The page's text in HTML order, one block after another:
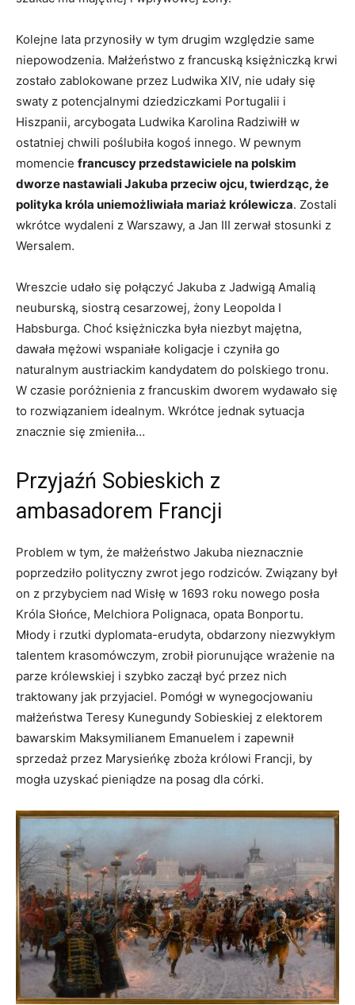
Kolejne lata przynosiły w tym drugim względzie same
niepowodzenia. Małżeństwo z francuską księżniczką krwi
zostało zablokowane przez Ludwika XIV, nie udały się
swaty z potencjalnymi dziedziczkami Portugalii i
Hiszpanii, arcybogata Ludwika Karolina Radziwiłł w
ostatniej chwili poślubiła kogoś innego. W pewnym
momencie francuscy przedstawiciele na polskim
dworze nastawiali Jakuba przeciw ojcu, twierdząc, że
polityka króla uniemożliwiała mariaż królewicza. Zostali
wkrótce wydaleni z Warszawy, a Jan III zerwał stosunki z
Wersalem.
Wreszcie udało się połączyć Jakuba z Jadwigą Amalią
neuburską, siostrą cesarzowej, żony Leopolda I
Habsburga. Choć księżniczka była niezbyt majętna,
dawała mężowi wspaniałe koligacje i czyniła go
naturalnym austriackim kandydatem do polskiego tronu.
W czasie poróżnienia z francuskim dworem wydawało się
to rozwiązaniem idealnym. Wkrótce jednak sytuacja
znacznie się zmieniła…
Przyjaźń Sobieskich z
ambasadorem Francji
Problem w tym, że małżeństwo Jakuba nieznacznie
poprzedziło polityczny zwrot jego rodziców. Związany był
on z przybyciem nad Wisłę w 1693 roku nowego posła
Króla Słońce, Melchiora Polignaca, opata Bonportu.
Młody i rzutki dyplomata-erudyta, obdarzony niezwykłym
talentem krasomówczym, zrobił piorunujące wrażenie na
parze królewskiej i szybko zaczął być przez nich
traktowany jak przyjaciel. Pomógł w wynegocjowaniu
małżeństwa Teresy Kunegundy Sobieskiej z elektorem
bawarskim Maksymilianem Emanuelem i zapewnił
sprzedaż przez Marysieńkę zboża królowi Francji, by
mogła uzyskać pieniądze na posag dla córki.